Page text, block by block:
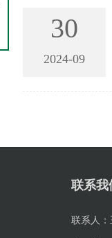
30
2024-09
联系我
联系人：